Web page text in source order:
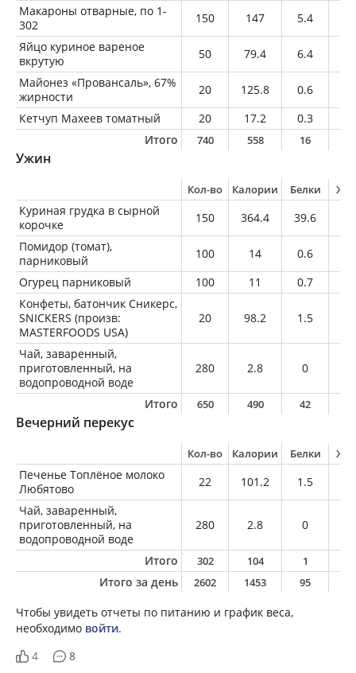
Макароны отварные, по 1-
302
150 147 5.4
Яйцо куриное вареное
вкрутую
50 79.4 6.4
Майонез «Провансаль», 67%
жирности
20 125.8 0.6
Кетчуп Махеев томатный
20 17.2 0.3
Итого
740 558 16
Ужин
Кол-во Калории Белки
Куриная грудка в сырной
корочке
150 364.4 39.6
Помидор (томат),
парниковый
100 14 0.6
Огурец парниковый
100 11 0.7
Конфеты, батончик Сникерс,
SNICKERS (произв:
MASTERFOODS USA)
20 98.2 1.5
Чай, заваренный,
приготовленный, на
водопроводной воде
280 2.8 0
Итого 650 490 42
Вечерний перекус
Кол-во Калории Белки
Печенье Топлёное молоко
Любятово
22 101.2 1.5
Чай, заваренный,
приготовленный, на
водопроводной воде
280 2.8 0
Итого 302 104 1
Итого за день 2602 1453 95
Чтобы увидеть отчеты по питанию и график веса,
необходимо войти.
4
8